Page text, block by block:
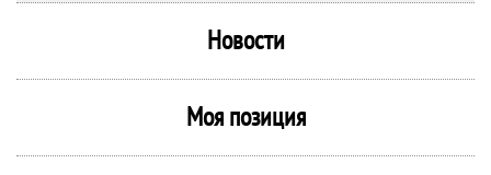
Новости
Моя позиция